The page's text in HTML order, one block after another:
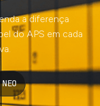
a diferença
do APS em cada